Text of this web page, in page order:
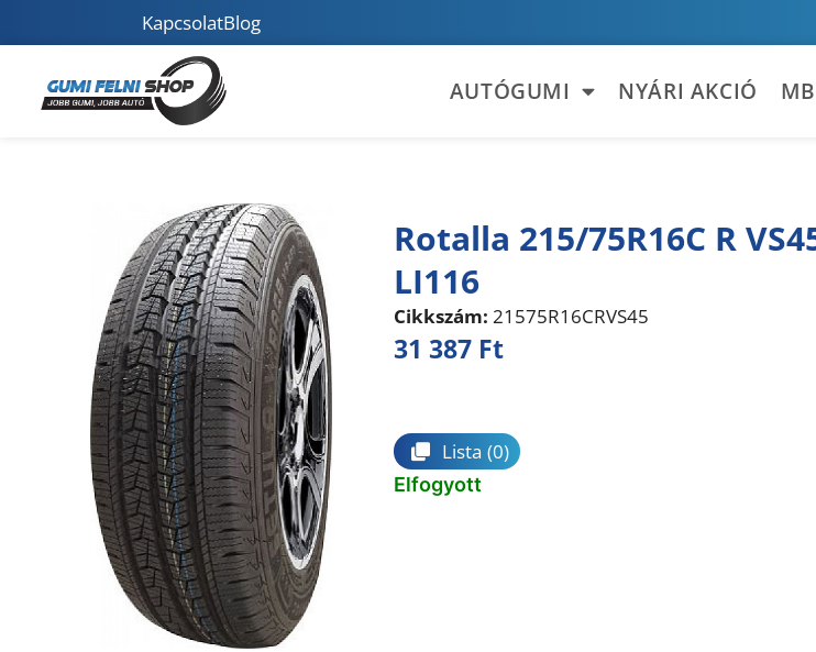
KapcsolatBlog
AUTÓGUMI NYÁRI AKCIÓ
Rotalla 215/75R16C R
LI116
Cikkszám: 21575R16CRVS45
31 387 Ft
Lista (0)
Elfogyott